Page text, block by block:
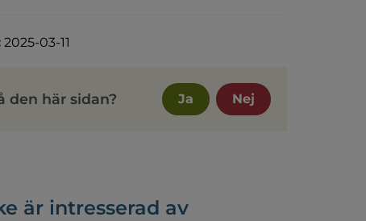
2025-03-11
den här sidan? Ja Nej
är intresserad av